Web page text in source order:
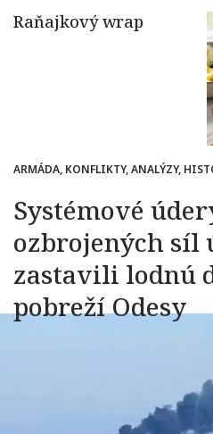
ARMÁDA, KONFLIKTY, ANALÝZY,